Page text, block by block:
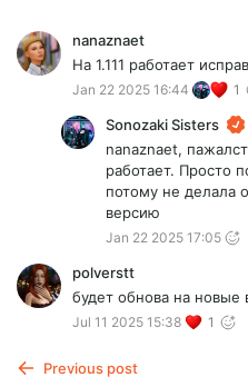
nanaznaet
На 1.111 работает
Jan 22 2025 16:44 1
Sonozaki Sisters
nanaznaet,
работает. Просто
потому не делала
версию
Jan 22 2025 17:05
polverstt
будет обнова на новые
Jul 11 2025 15:38 1
Previous post